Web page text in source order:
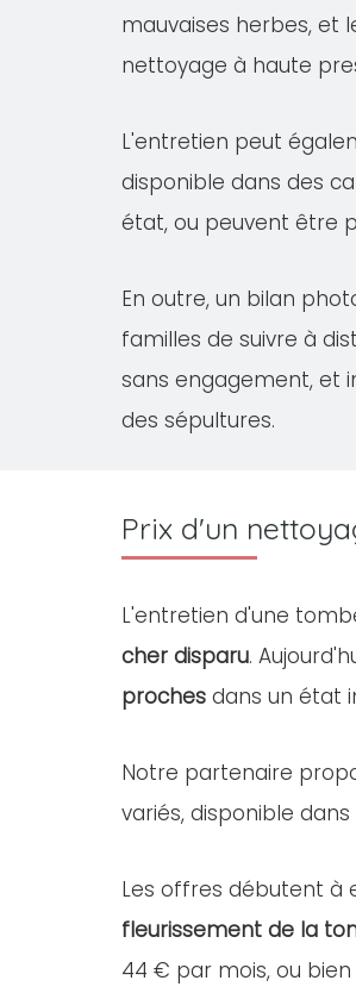
mauvaises herbes, et
nettoyage à haute
L'entretien peut
disponible dans des
état, ou peuvent être
En outre, un bilan
familles de suivre à
sans engagement, et
des sépultures.
Prix d'un
L'entretien d'une
cher disparu.
proches dans un état
Notre partenaire
variés, disponible dans
Les offres débutent à
fleurissement de la
44 € par mois, ou